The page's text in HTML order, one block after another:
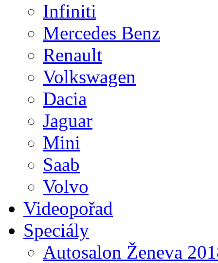
Infiniti
Mercedes Benz
Renault
Volkswagen
Dacia
Jaguar
Mini
Saab
Volvo
Videopořad
Speciály
Autosalon Ženeva